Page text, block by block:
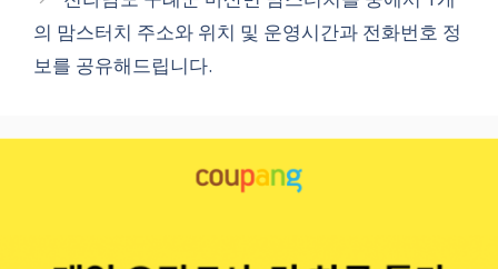
의 맘스터치 주소와 위치 및 운영시간과 전화번호 정
보를 공유해드립니다.